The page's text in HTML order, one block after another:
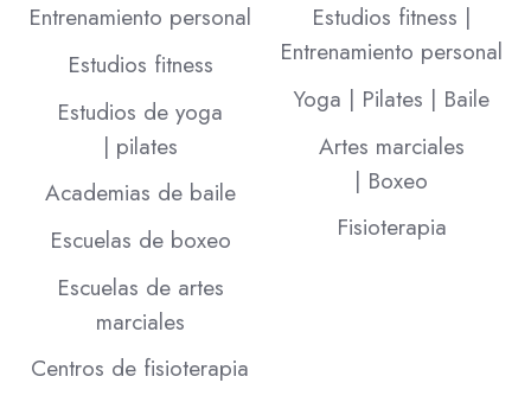
Entrenamiento personal
Estudios fitness
Estudios de yoga
| pilates
Academias de baile
Escuelas de boxeo
Escuelas de artes
marciales
Centros de fisioterapia
Estudios fitness |
Entrenamiento personal
Yoga | Pilates | Baile
Artes marciales
| Boxeo
Fisioterapia